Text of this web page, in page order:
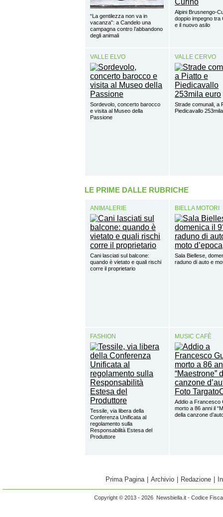
“La gentilezza non va in
vacanza”: a Candelo una
campagna contro l’abbandono
degli animali
Alpini Brusnengo-
doppio impegno tra
e il nuovo asilo
VALLE ELVO
Sordevolo, concerto barocco
e visita al Museo della
Passione
VALLE CERVO
Strade comunali, a
Piedicavallo
LE PRIME DALLE RUBRICHE
ANIMALERIE
Cani lasciati sul balcone:
quando è vietato e quali rischi
corre il proprietario
BIELLA MOTORI
Sala Biellese,
raduno di auto e
FASHION
Tessile, via libera della
Conferenza Unificata al
regolamento sulla
Responsabilità Estesa del
Produttore
MUSIC CAFÈ
Addio a Francesco
morto a 86 anni il
della canzone
Prima Pagina Archivio Redazione
Copyright © 2013 - 2026 Newsbiella.it - Codice